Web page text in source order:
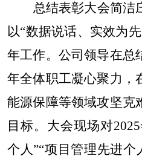
总结表彰大会简洁
以“数据说话、实效为
年工作。公司领导在总
年全体职工凝心聚力，
能源保障等领域攻坚克
目标。大会现场对
个人”“项目管理先进个